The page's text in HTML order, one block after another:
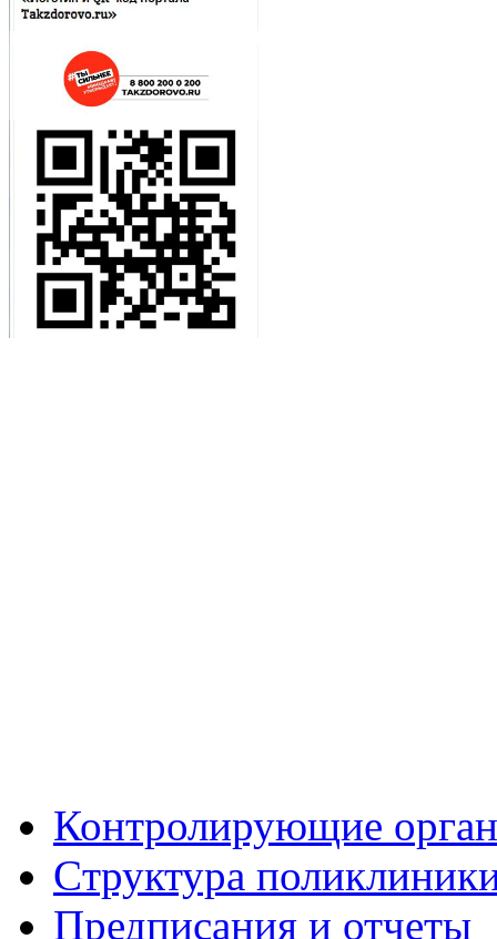
Контролирующие
Cтруктура
Предписания и отчеты